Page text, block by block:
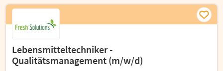
Lebensmitteltechniker -
Qualitätsmanagement (m/w/d)